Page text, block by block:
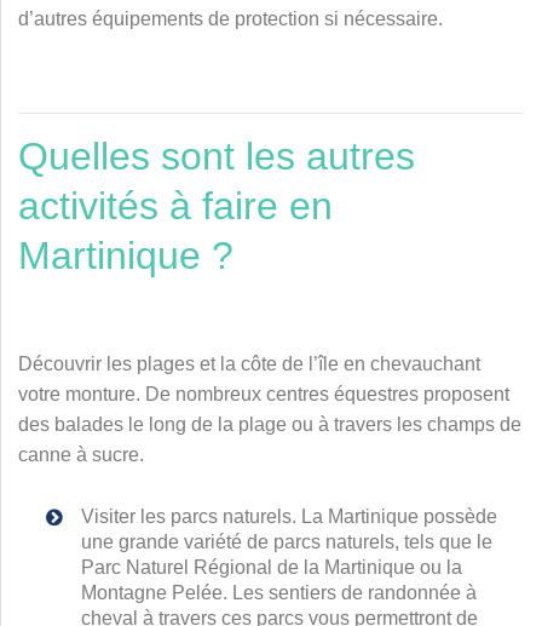
d’autres équipements de protection si nécessaire.
Quelles sont les autres
activités à faire en
Martinique ?
Découvrir les plages et la côte de l’île en chevauchant
votre monture. De nombreux centres équestres proposent
des balades le long de la plage ou à travers les champs de
canne à sucre.
Visiter les parcs naturels. La Martinique possède
une grande variété de parcs naturels, tels que le
Parc Naturel Régional de la Martinique ou la
Montagne Pelée. Les sentiers de randonnée à
cheval à travers ces parcs vous permettront de